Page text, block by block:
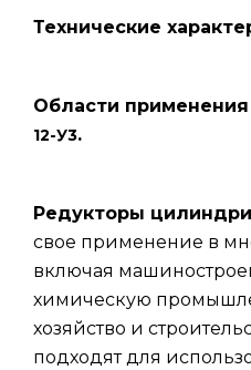
Технические
Области применения
12-У3.
Редукторы
свое применение в
включая
химическую
хозяйство и
подходят для